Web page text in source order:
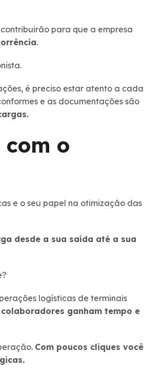
para que a empresa
.
é preciso estar atento a cada
e as documentações são
com o
e o seu papel na otimização das
desde a sua saída até a sua
logísticas de terminais
ganham tempo e
Com poucos cliques você